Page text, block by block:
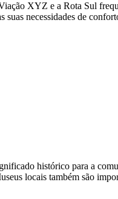
XYZ e a Rota Sul
suas necessidades de
histórico para a
locais também são